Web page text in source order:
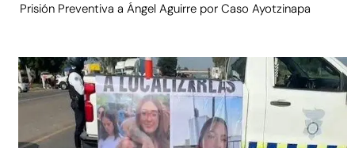
Prisión Preventiva a Ángel Aguirre por Caso Ayotzinapa